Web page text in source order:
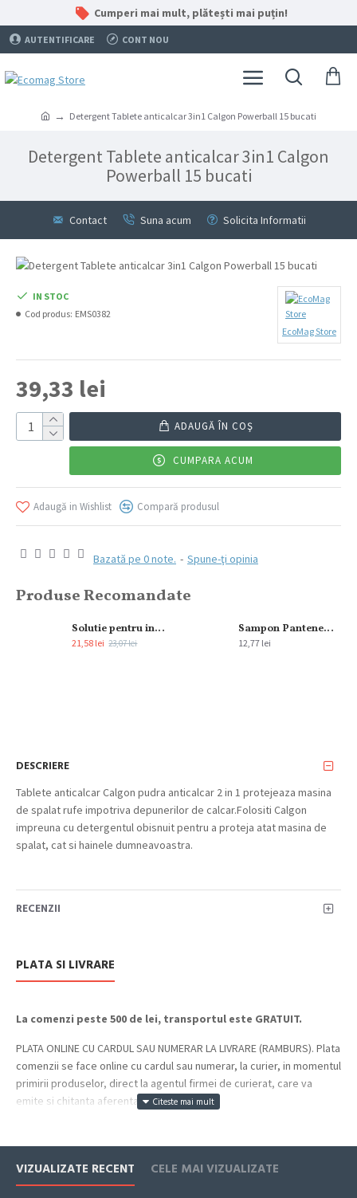
Cumperi mai mult, plătești mai puțin!
AUTENTIFICARE CONT NOU
Detergent Tablete anticalcar 3in1 Calgon Powerball 15 bucati
Detergent Tablete anticalcar 3in1 Calgon
Powerball 15 bucati
Contact Suna acum Solicita Informatii
Bazată pe 0 note. - Spune-ţi opinia
39,33 lei
IN STOC
Cod produs: EMS0382
EcoMag Store
ADAUGĂ ÎN COŞ
CUMPARA ACUM
Adaugă in Wishlist Compară produsul
Produse Recomandate
Solutie pentru indepartarea petelor Vanish Pink 1 l
21,58 lei 23,07 lei
Sampon Pantene 3 in1 Clasic Care 200 ml
12,77 lei
DESCRIERE
Tablete anticalcar Calgon pudra anticalcar 2 in 1 protejeaza masina
de spalat rufe impotriva depunerilor de calcar.Folositi Calgon
impreuna cu detergentul obisnuit pentru a proteja atat masina de
spalat, cat si hainele dumneavoastra.
RECENZII
PLATA SI LIVRARE
La comenzi peste 500 de lei, transportul este GRATUIT.
PLATA ONLINE CU CARDUL SAU NUMERAR LA LIVRARE (RAMBURS). Plata
comenzii se face online cu cardul sau numerar, la curier, in momentul
primirii produselor, direct la agentul firmei de curierat, care va
emite si chitanta aferenta incasarii.
compania de curierat, care va livreaza comanda în decursul a 24-48
VIZUALIZATE RECENT CELE MAI VIZUALIZATE